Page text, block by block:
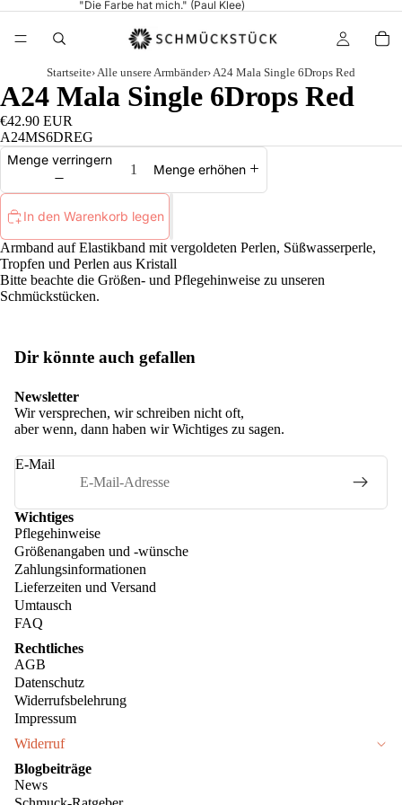
"Die Farbe hat mich." (Paul Klee)
Startseite›Alle unsere Armbänder›A24 Mala Single 6Drops Red
A24 Mala Single 6Drops Red
€42.90 EUR
A24MS6DREG
Menge verringern
Menge erhöhen
In den Warenkorb legen
Armband auf Elastikband mit vergoldeten Perlen, Süßwasserperle,
Tropfen und Perlen aus Kristall
Bitte beachte die Größen- und Pflegehinweise zu unseren
Schmückstücken.
Dir könnte auch gefallen
Newsletter
Wir versprechen, wir schreiben nicht oft,
aber wenn, dann haben wir Wichtiges zu sagen.
E-Mail
Wichtiges
Pflegehinweise
Größenangaben und -wünsche
Zahlungsinformationen
Lieferzeiten und Versand
Umtausch
FAQ
Rechtliches
AGB
Datenschutz
Widerrufsbelehrung
Impressum
Widerruf
Blogbeiträge
News